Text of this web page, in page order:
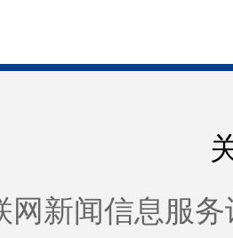
网新闻信息服务